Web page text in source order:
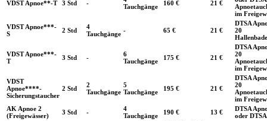
VDST Apnoe**-T 3 Std -
Tauchgänge
160 € 21 €
im
VDST Apnoe***-
S
2 Std
4
Tauchgänge - 65 € 21 €
DTSA
20
VDST Apnoe***-
T
3 Std -
6
Tauchgänge
175 € 21 €
DTSA
20
im
VDST
Apnoe****-
Sicherungstaucher
2 Std
2
Tauchgänge
5
Tauchgänge
195 € 21 €
DTSA
20
im
AK Apnoe 2
(Freigewässer)
3 Std -
4
Tauchgänge
190 € 13 €
DTSA
oder